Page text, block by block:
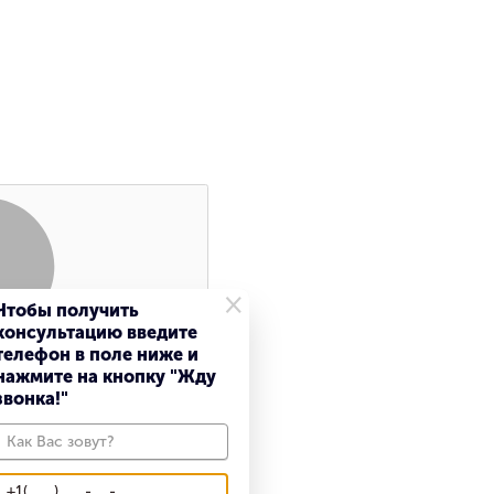
Поиск
×
получить
введите
в поле ниже и
на кнопку "Жду